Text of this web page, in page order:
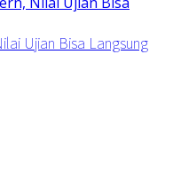
Ujian Bisa Langsung